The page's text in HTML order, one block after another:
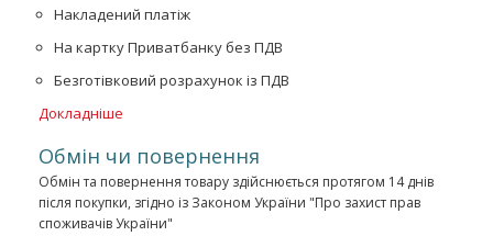
Накладений платіж
На картку Приватбанку без ПДВ
Безготівковий розрахунок із ПДВ
Докладніше
Обмін чи повернення
Обмін та повернення товару здійснюється протягом 14 днів
після покупки, згідно із Законом України "Про захист прав
споживачів України"